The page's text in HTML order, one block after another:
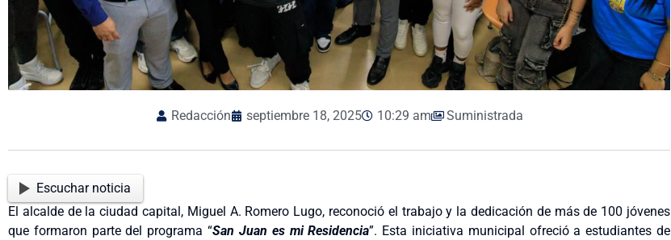
Redacción septiembre 18, 2025 10:29 am Suministrada
Escuchar noticia
El alcalde de la ciudad capital, Miguel A. Romero Lugo, reconoció el trabajo y la dedicación de más de 100 jóvenes
que formaron parte del programa “San Juan es mi Residencia”. Esta iniciativa municipal ofreció a estudiantes de